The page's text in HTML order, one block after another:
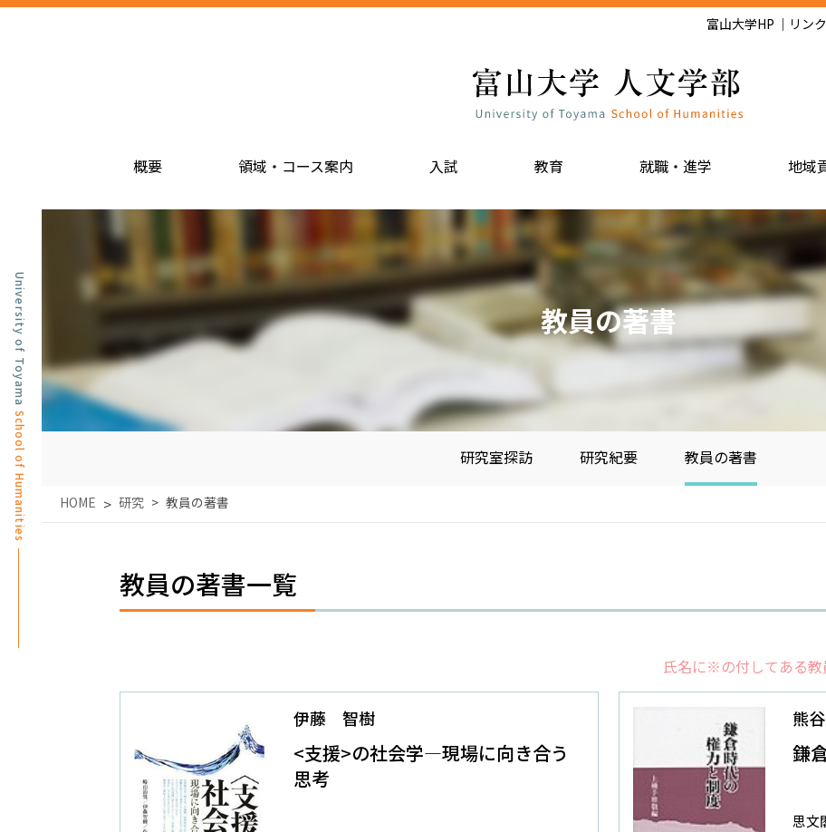
富山大学HP リン
概要 領域・コース案内 入試 教育 就職・進学 地域
教員の著書
研究室探訪 研究紀要 教員の著書
HOME 研究 教員の著書
教員の著書一覧
氏名に※の付してある教
伊藤 智樹
<支援>の社会学―現場に向き合う
思考
熊
鎌
思文
University of Toyama
School of Humanities